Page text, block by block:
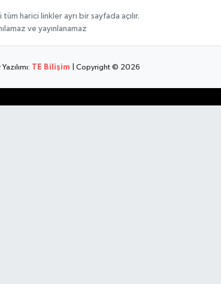
harici linkler ayrı bir sayfada açılır.
ve yayınlanamaz
TE Bilişim | Copyright © 2026